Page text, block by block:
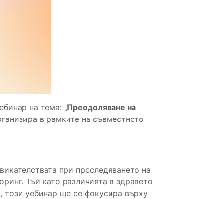
на тема: „Преодоляване на
в рамките на съвместното
при проследяването на
Тъй като различията в здравето
този уебинар ще се фокусира върху